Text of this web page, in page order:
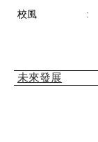
校風 :
未來發展